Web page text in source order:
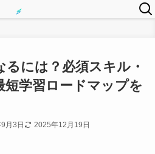
るには？必須スキル・
短学習ロードマップを
月3日 2025年12月19日